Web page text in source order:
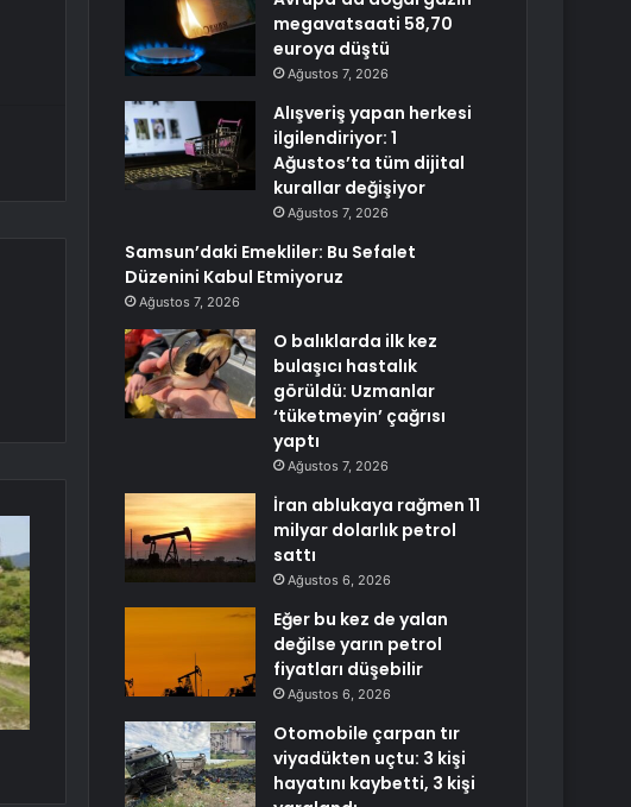
megavatsaati 58,70
euroya düştü
Ağustos 7, 2026
Alışveriş yapan herkesi
ilgilendiriyor: 1
Ağustos’ta tüm dijital
kurallar değişiyor
Ağustos 7, 2026
Samsun’daki Emekliler: Bu Sefalet
Düzenini Kabul Etmiyoruz
Ağustos 7, 2026
O balıklarda ilk kez
bulaşıcı hastalık
görüldü: Uzmanlar
‘tüketmeyin’ çağrısı
yaptı
Ağustos 7, 2026
İran ablukaya rağmen 11
milyar dolarlık petrol
sattı
Ağustos 6, 2026
Eğer bu kez de yalan
değilse yarın petrol
fiyatları düşebilir
Ağustos 6, 2026
Otomobile çarpan tır
viyadükten uçtu: 3 kişi
hayatını kaybetti, 3 kişi